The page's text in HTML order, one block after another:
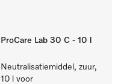
ProCare Lab 30 C - 10 l
Neutralisatiemiddel, zuur,
10 l voor